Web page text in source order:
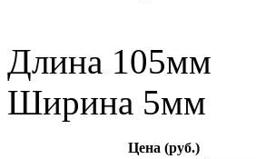
Длина 105мм
Ширина 5мм
Цена (руб.)